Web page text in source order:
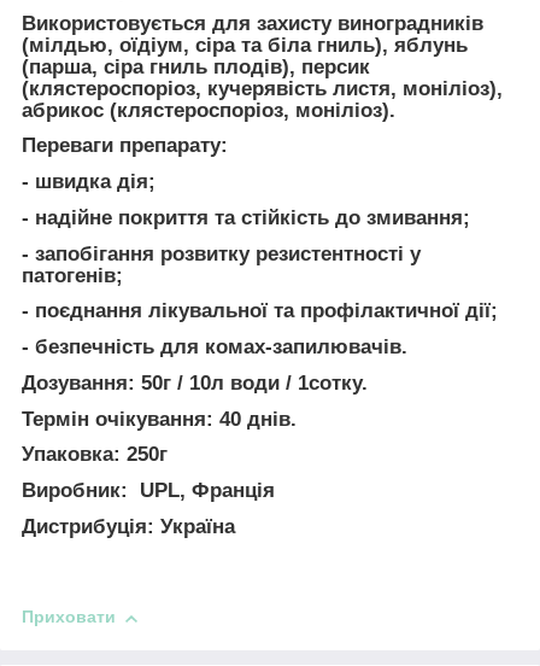
Використовується для захисту виноградників
(мілдью, оїдіум, сіра та біла гниль), яблунь
(парша, сіра гниль плодів), персик
(клястероспоріоз, кучерявість листя, моніліоз),
абрикос (клястероспоріоз, моніліоз).
Переваги препарату:
- швидка дія;
- надійне покриття та стійкість до змивання;
- запобігання розвитку резистентності у
патогенів;
- поєднання лікувальної та профілактичної дії;
- безпечність для комах-запилювачів.
Дозування: 50г / 10л води / 1сотку.
Термін очікування: 40 днів.
Упаковка: 250г
Виробник:
UPL, Франція
Дистрибуція: Україна
Приховати